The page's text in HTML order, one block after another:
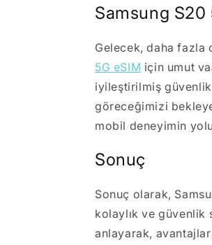
Samsung S20
Gelecek, daha
5G eSIM için umut
iyileştirilmiş
göreceğimizi
mobil deneyimin
Sonuç
Sonuç olarak,
kolaylık ve güvenlik
anlayarak,